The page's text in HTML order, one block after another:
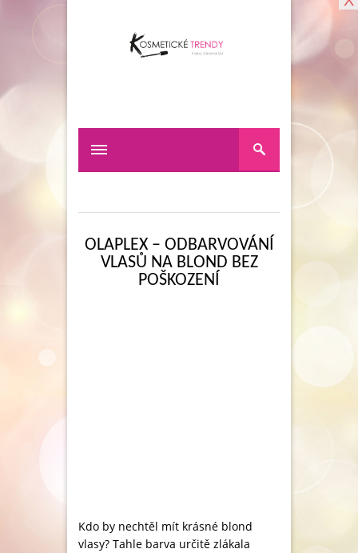
OLAPLEX – ODBARVOVÁNÍ
VLASŮ NA BLOND BEZ
POŠKOZENÍ
Kdo by nechtěl mít krásné blond
vlasy? Tahle barva určitě zlákala